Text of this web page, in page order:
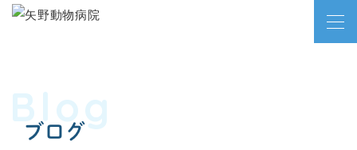
ブログ
Blog